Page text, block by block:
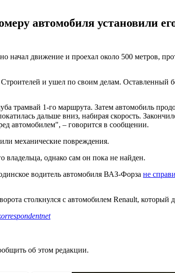
автомобиля установили
начал движение и проехал около 500 метров,
и ушел по своим делам. Оставленный
трамвай 1-го маршрута. Затем автомобиль
дальше вниз, набирая скорость.
автомобилем", – говорится в сообщении.
механические повреждения.
однако сам он пока не найден.
водитель автомобиля ВАЗ-Форза не
столкнулся с автомобилем Renault, который
об этом редакции.